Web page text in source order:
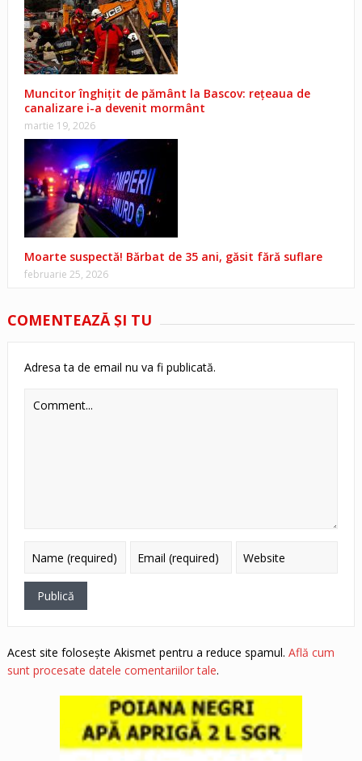
Muncitor înghițit de pământ la Bascov: rețeaua de
canalizare i-a devenit mormânt
martie 19, 2026
Moarte suspectă! Bărbat de 35 ani, găsit fără suflare
februarie 25, 2026
COMENTEAZĂ ŞI TU
Adresa ta de email nu va fi publicată.
Acest site folosește Akismet pentru a reduce spamul. Află cum
sunt procesate datele comentariilor tale.